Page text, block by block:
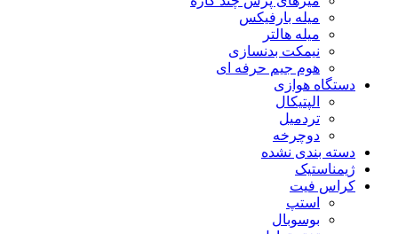
میله بارفیکس
میله هالتر
نیمکت بدنسازی
هوم جیم حرفه ای
دستگاه هوازی
الپتیکال
تردمیل
دوچرخه
دسته بندی نشده
ژیمناستیک
کراس فیت
استپ
بوسوبال